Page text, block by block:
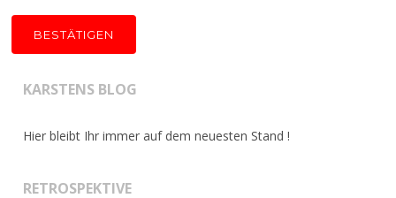
KARSTENS BLOG
Hier bleibt Ihr immer auf dem neuesten Stand !
RETROSPEKTIVE